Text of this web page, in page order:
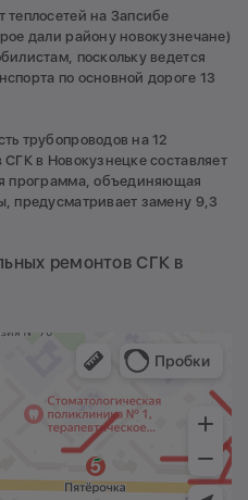
на Запсибе
дали району новокузнечане)
поскольку ведется
по основной дороге 13
трубопроводов на 12
в Новокузнецке составляет
программа, объединяющая
предусматривает замену 9,3
ремонтов СГК в